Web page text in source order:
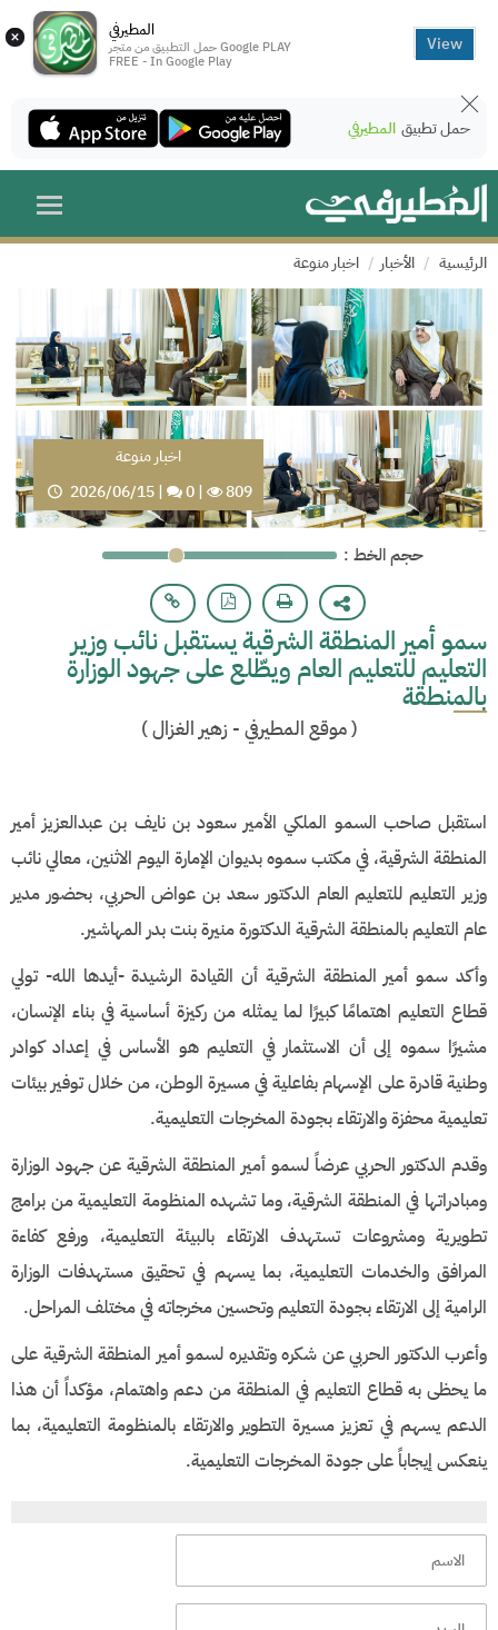
× المطيرفي
حمل التطبيق من متجر Google PLAY
FREE - In Google Play
View
حمل تطبيق المطيرفي
الرئيسية الأخبار اخبار منوعة
اخبار منوعة
2026/06/15| 0| 809
: حجم الخط
سمو أمير المنطقة الشرقية يستقبل نائب وزير
التعليم للتعليم العام ويطّلع على جهود الوزارة
بالمنطقة
(موقع المطيرفي - زهير الغزال)
استقبل صاحب السمو الملكي الأمير سعود بن نايف بن عبدالعزيز أمير
المنطقة الشرقية، في مكتب سموه بديوان الإمارة اليوم الاثنين، معالي نائب
وزير التعليم للتعليم العام الدكتور سعد بن عواض الحربي، بحضور مدير
عام التعليم بالمنطقة الشرقية الدكتورة منيرة بنت بدر المهاشير.
وأكد سمو أمير المنطقة الشرقية أن القيادة الرشيدة -أيدها الله- تولي
قطاع التعليم اهتمامًا كبيرًا لما يمثله من ركيزة أساسية في بناء الإنسان،
مشيرًا سموه إلى أن الاستثمار في التعليم هو الأساس في إعداد كوادر
وطنية قادرة على الإسهام بفاعلية في مسيرة الوطن، من خلال توفير بيئات
تعليمية محفزة والارتقاء بجودة المخرجات التعليمية.
وقدم الدكتور الحربي عرضاً لسمو أمير المنطقة الشرقية عن جهود الوزارة
ومبادراتها في المنطقة الشرقية، وما تشهده المنظومة التعليمية من برامج
تطويرية ومشروعات تستهدف الارتقاء بالبيئة التعليمية، ورفع كفاءة
المرافق والخدمات التعليمية، بما يسهم في تحقيق مستهدفات الوزارة
الرامية إلى الارتقاء بجودة التعليم وتحسين مخرجاته في مختلف المراحل.
وأعرب الدكتور الحربي عن شكره وتقديره لسمو أمير المنطقة الشرقية على
ما يحظى به قطاع التعليم في المنطقة من دعم واهتمام، مؤكداً أن هذا
الدعم يسهم في تعزيز مسيرة التطوير والارتقاء بالمنظومة التعليمية، بما
ينعكس إيجاباً على جودة المخرجات التعليمية.